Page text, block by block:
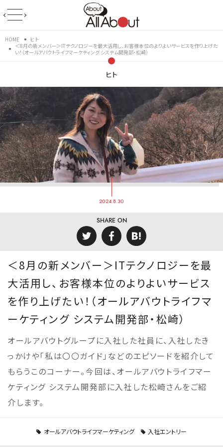
HOME
ヒト
＜8月の新メンバー＞ITテクノロジーを最大活用し、お客様本位のよりよいサービスを作り上げた
い！（オールアバウトライフマーケティング システム開発部・松崎）
ヒト
2024.8.30
SHARE ON
＜8月の新メンバー＞ITテクノロジーを最
大活用し、お客様本位のよりよいサービス
を作り上げたい！（オールアバウトライフマ
ーケティング システム開発部・松崎）
オールアバウトグループに入社した社員に、入社したき
っかけや「私は〇〇ガイド」などのエピソードを紹介して
もらうこのコーナー。今回は、オールアバウトライフマー
ケティング システム開発部に入社した松崎さんをご紹
介します。
オールアバウトライフマーケティング 入社エントリー